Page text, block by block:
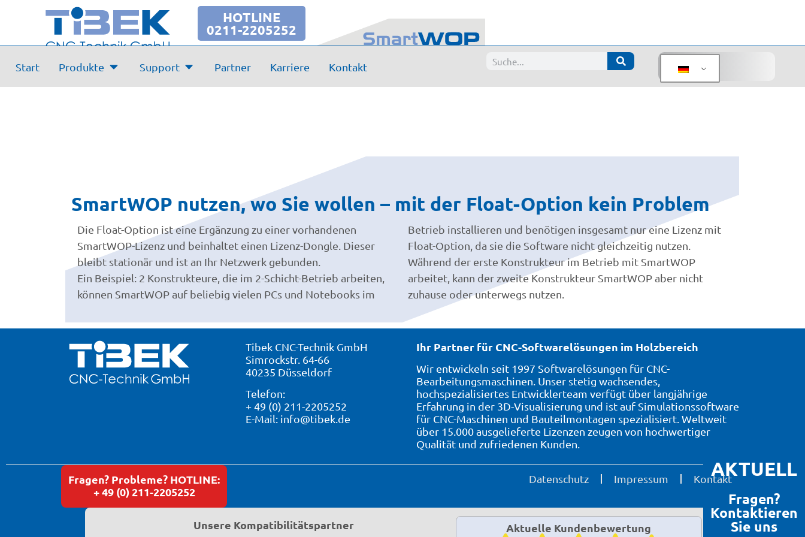
HOTLINE
0211-2205252
Start Produkte Support Partner Karriere Kontakt
Die Float-Option
SmartWOP nutzen, wo Sie wollen – mit der Float-Option kein Problem
Die Float-Option ist eine Ergänzung zu einer vorhandenen
SmartWOP-Lizenz und beinhaltet einen Lizenz-Dongle. Dieser
bleibt stationär und ist an Ihr Netzwerk gebunden.
Ein Beispiel: 2 Konstrukteure, die im 2-Schicht-Betrieb arbeiten,
können SmartWOP auf beliebig vielen PCs und Notebooks im
Betrieb installieren und benötigen insgesamt nur eine Lizenz mit
Float-Option, da sie die Software nicht gleichzeitig nutzen.
Während der erste Konstrukteur im Betrieb mit SmartWOP
arbeitet, kann der zweite Konstrukteur SmartWOP aber nicht
zuhause oder unterwegs nutzen.
Tibek CNC-Technik GmbH
Simrockstr. 64-66
40235 Düsseldorf
Telefon:
+ 49 (0) 211-2205252
E-Mail: info@tibek.de
Ihr Partner für CNC-Softwarelösungen im Holzbereich
Wir entwickeln seit 1997 Softwarelösungen für CNC-
Bearbeitungsmaschinen. Unser stetig wachsendes,
hochspezialisiertes Entwicklerteam verfügt über langjährige
Erfahrung in der 3D-Visualisierung und ist auf Simulationssoftware
für CNC-Maschinen und Bauteilmontagen spezialisiert. Weltweit
über 15.000 ausgelieferte Lizenzen zeugen von hochwertiger
Qualität und zufriedenen Kunden.
Datenschutz Impressum Kontakt
Fragen? Probleme? HOTLINE:
+ 49 (0) 211-2205252
Unsere Kompatibilitätspartner Aktuelle Kundenbewertung
AKTUELL
Fragen?
Kontaktieren
Sie uns